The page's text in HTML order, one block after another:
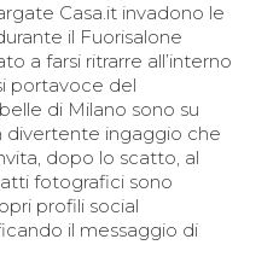
Casa.it invadono le
il Fuorisalone
a farsi ritrarre all’interno
portavoce del
di Milano sono su
divertente ingaggio che
dopo lo scatto, al
fotografici sono
profili social
il messaggio di